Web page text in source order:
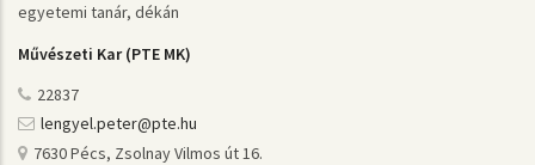
egyetemi tanár, dékán
Művészeti Kar (PTE MK)
22837
lengyel.peter@pte.hu
7630 Pécs, Zsolnay Vilmos út 16.